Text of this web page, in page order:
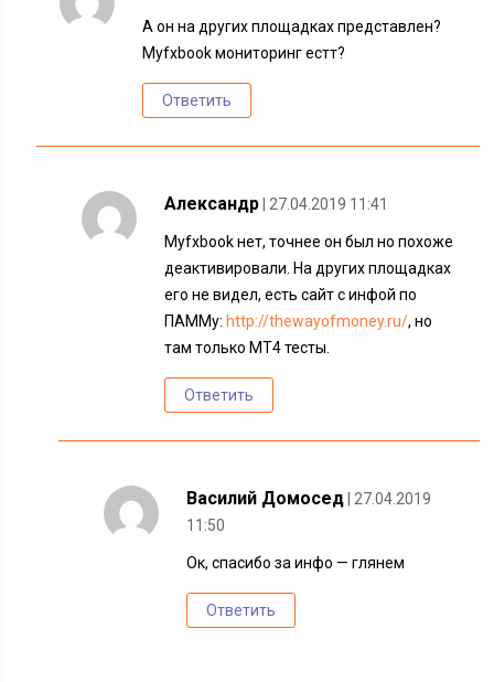
А он на других площадках представлен?
Myfxbook мониторинг естт?
Ответить
Александр | 27.04.2019 11:41
Myfxbook нет, точнее он был но похоже
деактивировали. На других площадках
его не видел, есть сайт с инфой по
ПАММу: http://thewayofmoney.ru/, но
там только MT4 тесты.
Ответить
Василий Домосед
| 27.04.2019
11:50
Ок, спасибо за инфо — глянем
Ответить